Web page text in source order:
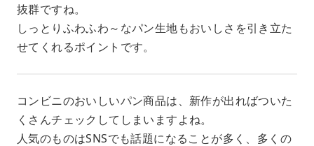
抜群ですね。
しっとりふわふわ～なパン生地もおいしさを引き立た
せてくれるポイントです。
コンビニのおいしいパン商品は、新作が出ればついた
くさんチェックしてしまいますよね。
人気のものはSNSでも話題になることが多く、多くの